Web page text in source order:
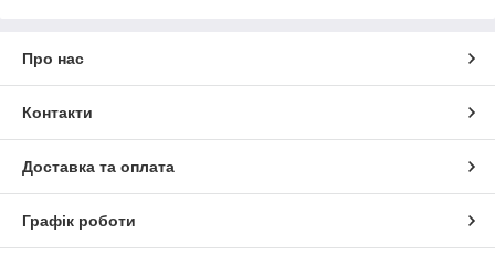
Про нас
Контакти
Доставка та оплата
Графік роботи